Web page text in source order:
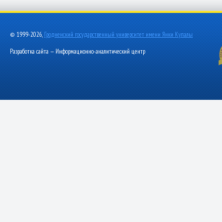
© 1999-2026, Гродненский государственный университет имени Янки Купалы
Разработка сайта — Информационно-аналитический центр